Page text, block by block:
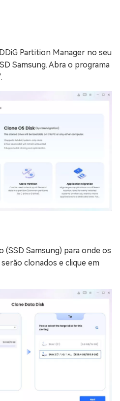
Partition Manager no seu
Samsung. Abra o programa
(SSD Samsung) para onde os
clonados e clique em